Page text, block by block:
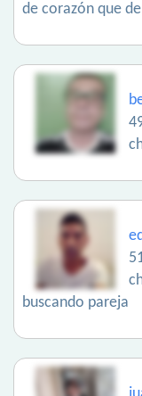
de corazón que
buscando pareja